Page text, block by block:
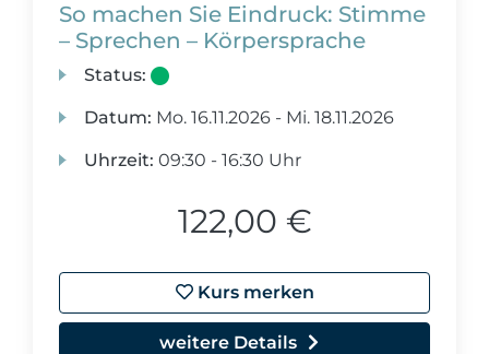
So machen Sie Eindruck: Stimme
– Sprechen – Körpersprache
Status:
Datum: Mo. 16.11.2026 - Mi. 18.11.2026
Uhrzeit: 09:30 - 16:30 Uhr
122,00 €
Kurs merken
weitere Details